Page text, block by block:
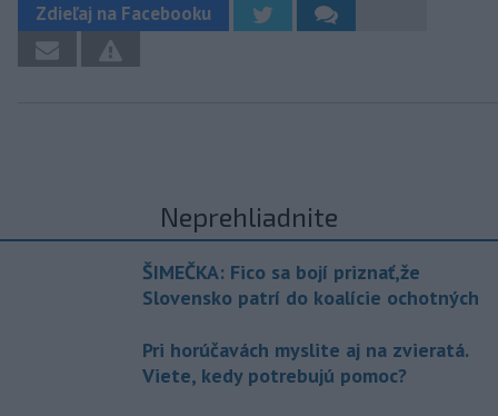
Zdieľaj na Facebooku
Neprehliadnite
ŠIMEČKA: Fico sa bojí priznať,že
Slovensko patrí do koalície ochotných
Pri horúčavách myslite aj na zvieratá.
Viete, kedy potrebujú pomoc?